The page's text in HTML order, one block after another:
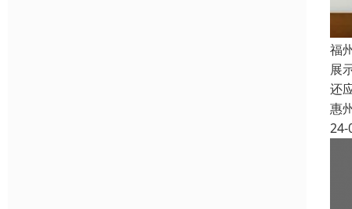
福
展
还
惠
24-